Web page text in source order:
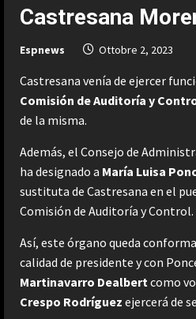
Castresana
Espnews Ottobre 2, 2023
Castresana venía de ejercer
Comisión de Auditoría y
de la misma.
Además, el Consejo de
ha designado a María Luisa
sustituta de Castresana en el
Comisión de Auditoría y Control.
Así, este órgano queda
calidad de presidente y con
Martinavarro Dealbert como
Crespo Rodríguez ejercerá de